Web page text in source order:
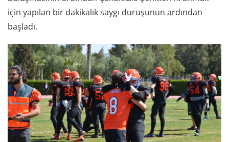
için yapılan bir dakikalık saygı duruşunun ardından
başladı.